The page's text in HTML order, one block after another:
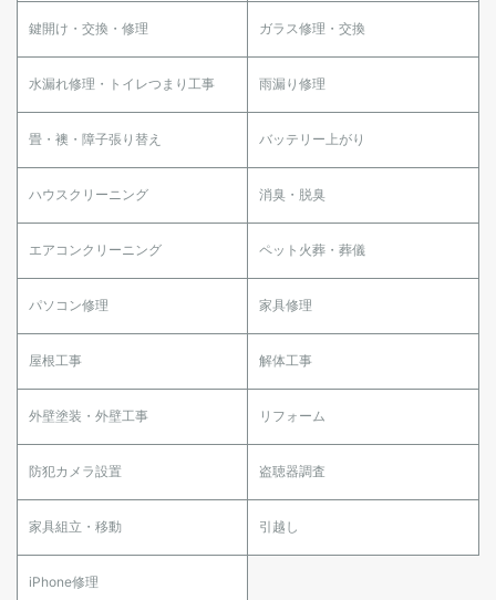
鍵開け・交換・修理 ガラス修理・交換
水漏れ修理・トイレつまり工事 雨漏り修理
畳・襖・障子張り替え バッテリー上がり
ハウスクリーニング 消臭・脱臭
エアコンクリーニング ペット火葬・葬儀
パソコン修理 家具修理
屋根工事 解体工事
外壁塗装・外壁工事 リフォーム
防犯カメラ設置 盗聴器調査
家具組立・移動 引越し
iPhone修理